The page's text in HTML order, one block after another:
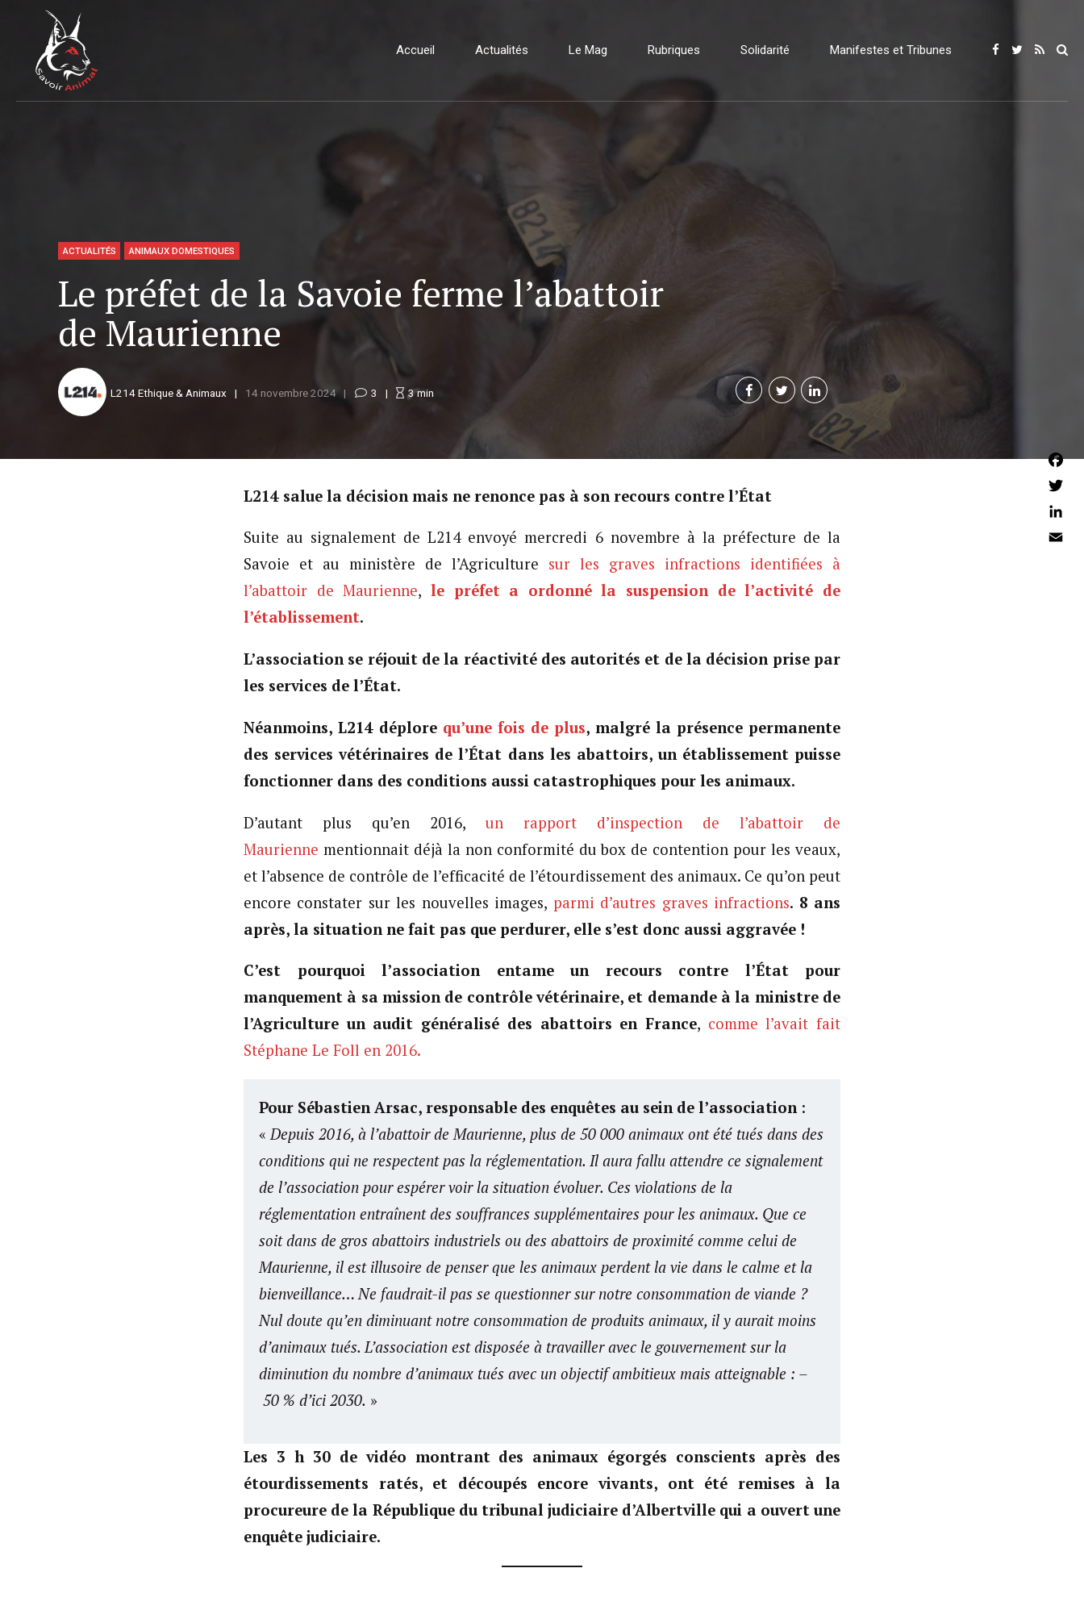
Accueil Actualités Le Mag Rubriques Solidarité Manifestes et Tribunes
ACTUALITÉS ANIMAUX DOMESTIQUES
Le préfet de la Savoie ferme l’abattoir
de Maurienne
L214 Ethique & Animaux 14 novembre 2024 3 3min
L214 salue la décision mais ne renonce pas à son recours contre l’État
Suite au signalement de L214 envoyé mercredi 6 novembre à la préfecture de la
Savoie et au ministère de l’Agriculture sur les graves infractions identifiées à
l’abattoir de Maurienne, le préfet a ordonné la suspension de l’activité de
l’établissement.
L’association se réjouit de la réactivité des autorités et de la décision prise par
les services de l’État.
Néanmoins, L214 déplore qu’une fois de plus, malgré la présence permanente
des services vétérinaires de l’État dans les abattoirs, un établissement puisse
fonctionner dans des conditions aussi catastrophiques pour les animaux.
D’autant plus qu’en 2016, un rapport d’inspection de l’abattoir de
Maurienne mentionnait déjà la non conformité du box de contention pour les veaux,
et l’absence de contrôle de l’efficacité de l’étourdissement des animaux. Ce qu’on peut
encore constater sur les nouvelles images, parmi d’autres graves infractions. 8 ans
après, la situation ne fait pas que perdurer, elle s’est donc aussi aggravée !
C’est pourquoi l’association entame un recours contre l’État pour
manquement à sa mission de contrôle vétérinaire, et demande à la ministre de
l’Agriculture un audit généralisé des abattoirs en France, comme l’avait fait
Stéphane Le Foll en 2016.
Pour Sébastien Arsac, responsable des enquêtes au sein de l’association:
«Depuis 2016, à l’abattoir de Maurienne, plus de 50 000 animaux ont été tués dans des
conditions qui ne respectent pas la réglementation. Il aura fallu attendre ce signalement
de l’association pour espérer voir la situation évoluer. Ces violations de la
réglementation entraînent des souffrances supplémentaires pour les animaux. Que ce
soit dans de gros abattoirs industriels ou des abattoirs de proximité comme celui de
Maurienne, il est illusoire de penser que les animaux perdent la vie dans le calme et la
bienveillance… Ne faudrait-il pas se questionner sur notre consommation de viande ?
Nul doute qu’en diminuant notre consommation de produits animaux, il y aurait moins
d’animaux tués. L’association est disposée à travailler avec le gouvernement sur la
diminution du nombre d’animaux tués avec un objectif ambitieux mais atteignable : –
50 % d’ici 2030. »
Les 3 h 30 de vidéo montrant des animaux égorgés conscients après des
étourdissements ratés, et découpés encore vivants, ont été remises à la
procureure de la République du tribunal judiciaire d’Albertville qui a ouvert une
enquête judiciaire.
Twitter